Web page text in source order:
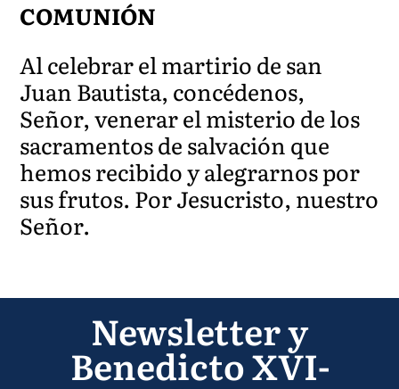
COMUNIÓN
Al celebrar el martirio de san
Juan Bautista, concédenos,
Señor, venerar el misterio de los
sacramentos de salvación que
hemos recibido y alegrarnos por
sus frutos. Por Jesucristo, nuestro
Señor.
Newsletter y
Benedicto XVI-